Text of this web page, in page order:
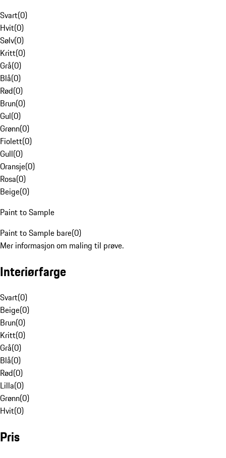
Svart(0)
Hvit(0)
Sølv(0)
Kritt(0)
Grå(0)
Blå(0)
Rød(0)
Brun(0)
Gul(0)
Grønn(0)
Fiolett(0)
Gull(0)
Oransje(0)
Rosa(0)
Beige(0)
Paint to Sample
Paint to Sample bare(0)
Mer informasjon om maling til prøve.
Interiørfarge
Svart(0)
Beige(0)
Brun(0)
Kritt(0)
Grå(0)
Blå(0)
Rød(0)
Lilla(0)
Grønn(0)
Hvit(0)
Pris